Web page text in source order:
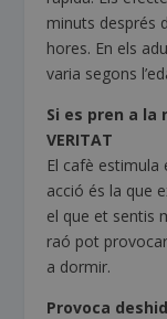
minuts després
hores. En els
varia segons
Si es pren a
VERITAT
El cafè estimula
acció és la que
el que et sentis
raó pot
a dormir.
Provoca